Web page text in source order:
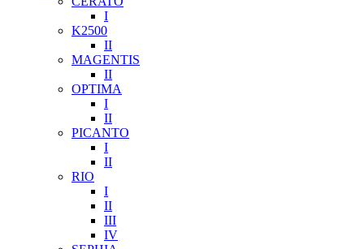
I
K2500
II
MAGENTIS
II
OPTIMA
I
II
PICANTO
I
II
RIO
I
II
III
IV